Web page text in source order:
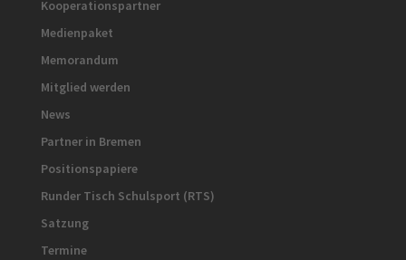
Kooperationspartner
Medienpaket
Memorandum
Mitglied werden
News
Partner in Bremen
Positionspapiere
Runder Tisch Schulsport (RTS)
Satzung
Termine